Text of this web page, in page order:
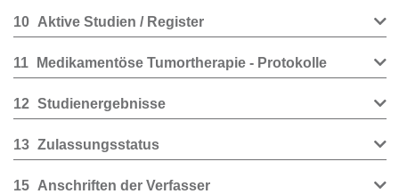
10 Aktive Studien / Register
11 Medikamentöse Tumortherapie - Protokolle
12 Studienergebnisse
13 Zulassungsstatus
15 Anschriften der Verfasser